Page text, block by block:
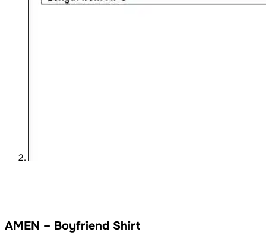
AMEN – Boyfriend Shirt